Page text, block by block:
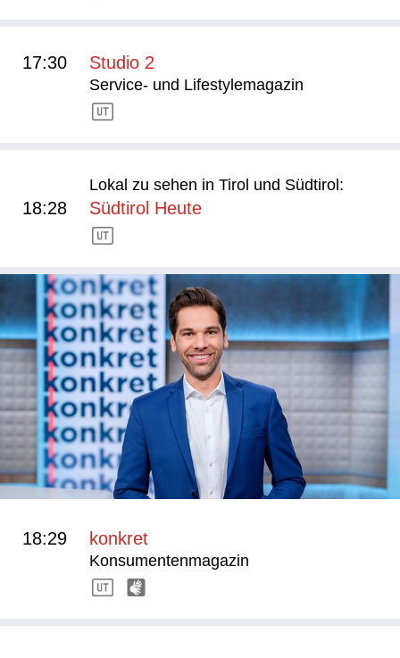
17:30 Studio 2
Service- und Lifestylemagazin
Lokal zu sehen in Tirol und Südtirol:
18:28 Südtirol Heute
18:29 konkret
Konsumentenmagazin